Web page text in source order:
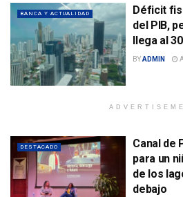
BANCA Y ACTUALIDAD
Déficit
del PIB,
llega al
BYADMIN
DESTACADO
Canal de
para un
de los
debajo